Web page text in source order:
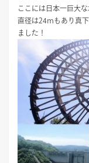
ここには日本一巨大な
直径は24ｍもあり真
ました！